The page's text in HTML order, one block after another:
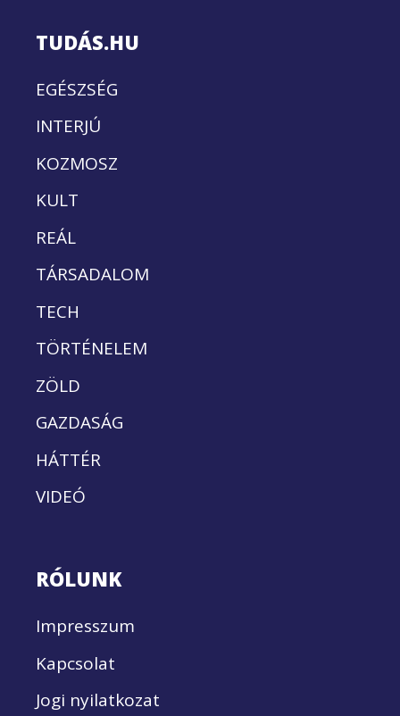
TUDÁS.HU
EGÉSZSÉG
INTERJÚ
KOZMOSZ
KULT
REÁL
TÁRSADALOM
TECH
TÖRTÉNELEM
ZÖLD
GAZDASÁG
HÁTTÉR
VIDEÓ
RÓLUNK
Impresszum
Kapcsolat
Jogi nyilatkozat